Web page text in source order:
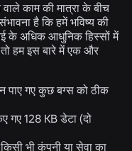
काम की मात्रा के बीच
है कि हमें भविष्य की
के अधिक आधुनिक हिस्सों में
तो हम इस बारे में एक और
पाए गए कुछ बग्स को ठीक
गए 128 KB डेटा (दो
भी कंपनी या सेवा का